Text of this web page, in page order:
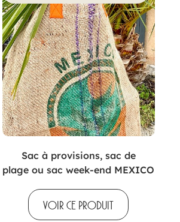
Sac à provisions, sac de
plage ou sac week-end MEXICO
VOIR CE PRODUIT